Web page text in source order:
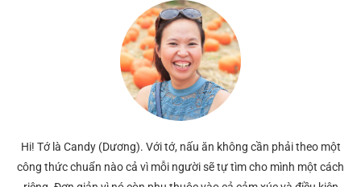
Hi! Tớ là Candy (Dương). Với tớ, nấu ăn không cần phải theo một
công thức chuẩn nào cả vì mỗi người sẽ tự tìm cho mình một cách